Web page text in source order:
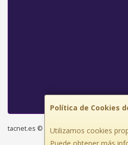
Política de Cookies
Utilizamos cookies
tacnet.es © 2026